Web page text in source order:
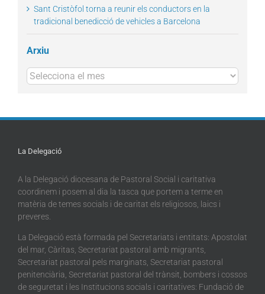
Sant Cristòfol torna a reunir els conductors en la
tradicional benedicció de vehicles a Barcelona
Arxiu
Arxius
La Delegació
A la Delegació diocesana de Pastoral Social i caritativa
coordinem i posem al dia la tasca que portem a terme en
matèria de temes socials i de caritat els religiosos, laics i
preveres.
La Delegació està formada pel Secretariats i entitats: Apostolat
del mar, Càritas, Secretariat pastoral amb migrants,
Secretariat pastoral pels marginats, Secretariat pastoral
penitenciària, Secretariat pastoral del trànsit, bombers i cossos
de seguretat i les Institucions socials i caritatives: Fundació de